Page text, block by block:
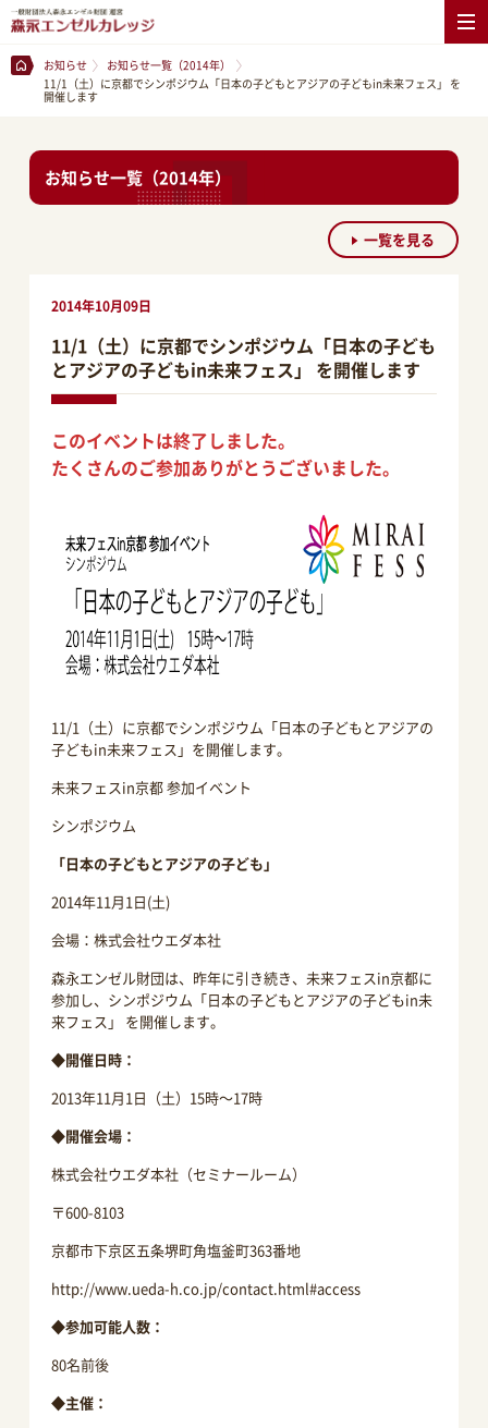
お知らせ
お知らせ一覧（2014年）
11/1（土）に京都でシンポジウム「日本の子どもとアジアの子どもin未来フェス」 を
開催します
お知らせ一覧（2014年）
一覧を見る
2014年10月09日
11/1（土）に京都でシンポジウム「日本の子ども
とアジアの子どもin未来フェス」 を開催します
このイベントは終了しました。
たくさんのご参加ありがとうございました。
11/1（土）に京都でシンポジウム「日本の子どもとアジアの
子どもin未来フェス」を開催します。
未来フェスin京都 参加イベント
シンポジウム
「日本の子どもとアジアの子ども」
2014年11月1日(土)
会場：株式会社ウエダ本社
森永エンゼル財団は、昨年に引き続き、未来フェスin京都に
参加し、シンポジウム「日本の子どもとアジアの子どもin未
来フェス」 を開催します。
◆開催日時：
2013年11月1日（土）15時～17時
◆開催会場：
株式会社ウエダ本社（セミナールーム）
〒600-8103
京都市下京区五条堺町角塩釜町363番地
http://www.ueda-h.co.jp/contact.html#access
◆参加可能人数：
80名前後
◆主催：